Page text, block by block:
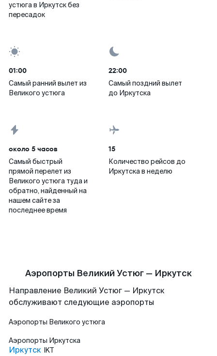
устюга в Иркутск без
пересадок
01:00
Самый ранний вылет из
Великого устюга
22:00
Самый поздний вылет
до Иркутска
около 5 часов
Самый быстрый
прямой перелет из
Великого устюга туда и
обратно, найденный на
нашем сайте за
последнее время
15
Количество рейсов до
Иркутска в неделю
Аэропорты Великий Устюг — Иркутск
Направление Великий Устюг — Иркутск
обслуживают следующие аэропорты
Аэропорты Великого устюга
Аэропорты Иркутска
Иркутск IKT